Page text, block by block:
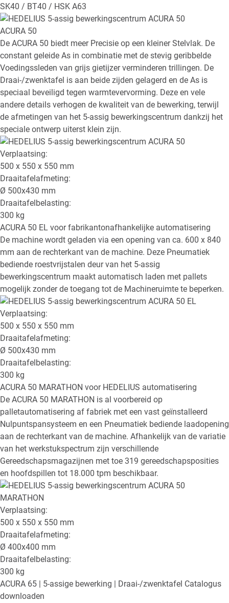
SK40 / BT40 / HSK A63
ACURA 50
De ACURA 50 biedt meer Precisie op een kleiner Stelvlak. De
constant geleide As in combinatie met de stevig geribbelde
Voedingssleden van grijs gietijzer verminderen trillingen. De
Draai-/zwenktafel is aan beide zijden gelagerd en de As is
speciaal beveiligd tegen warmtevervorming. Deze en vele
andere details verhogen de kwaliteit van de bewerking, terwijl
de afmetingen van het 5-assig bewerkingscentrum dankzij het
speciale ontwerp uiterst klein zijn.
Verplaatsing:
500 x 550 x 550 mm
Draaitafelafmeting:
Ø 500x430 mm
Draaitafelbelasting:
300 kg
ACURA 50 EL voor fabrikantonafhankelijke automatisering
De machine wordt geladen via een opening van ca. 600 x 840
mm aan de rechterkant van de machine. Deze Pneumatiek
bediende roestvrijstalen deur van het 5-assig
bewerkingscentrum maakt automatisch laden met pallets
mogelijk zonder de toegang tot de Machineruimte te beperken.
Verplaatsing:
500 x 550 x 550 mm
Draaitafelafmeting:
Ø 500x430 mm
Draaitafelbelasting:
300 kg
ACURA 50 MARATHON voor HEDELIUS automatisering
De ACURA 50 MARATHON is al voorbereid op
palletautomatisering af fabriek met een vast geïnstalleerd
Nulpuntspansysteem en een Pneumatiek bediende laadopening
aan de rechterkant van de machine. Afhankelijk van de variatie
van het werkstukspectrum zijn verschillende
Gereedschapsmagazijnen met toe 319 gereedschapsposities
en hoofdspillen tot 18.000 tpm beschikbaar.
Verplaatsing:
500 x 550 x 550 mm
Draaitafelafmeting:
Ø 400x400 mm
Draaitafelbelasting:
300 kg
ACURA 65 | 5-assige bewerking | Draai-/zwenktafel Catalogus
downloaden